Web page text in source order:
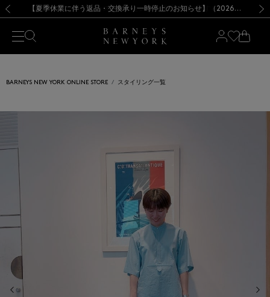
新規登録のお客様も対象！＜MY BARNEYS＞会員のお客様は11,000円（税込）以上のお買上げで常時送料無料！お買い物の際は会員登録を！
【夏季休業に伴う出荷一時停止のお知らせ】(2026.8.7) 【オンラインストア カスタマーセンター夏季休業に関するお知らせ】（2026.8.7）【夏季休業に伴う返品・交換承り一時停止のお知らせ】（2026.8.5）
熊本県を中心とした地震の影響によるお荷物のお届けについて
【開催中】SUMMER SALEのご案内・ご注意事項 新規登録のお客様も対象！＜MY BARNEYS＞会員のお客様は11,000円（税込）以上のお買上げで常時送料無料！お買い物の際は会員登録を！
【夏季休業に伴う出荷一時停止のお知らせ】(2026.8.7)
BARNEYS NEW YORK ONLINE STORE スタイリング一覧